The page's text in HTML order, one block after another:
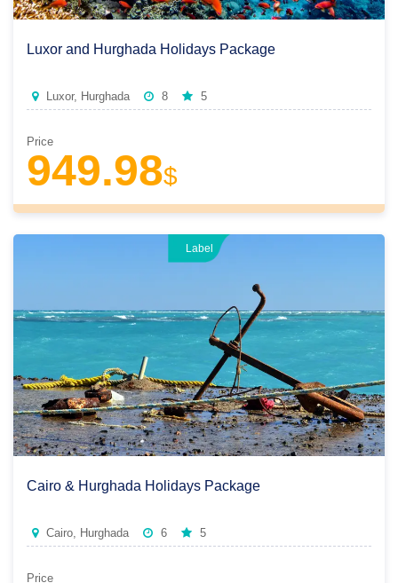
Luxor and Hurghada Holidays Package
Luxor, Hurghada 8 5
Price
949.98$
Label
Cairo & Hurghada Holidays Package
Cairo, Hurghada 6 5
Price